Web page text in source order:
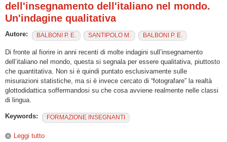
dell'insegnamento dell'italiano nel mondo.
Un'indagine qualitativa
Autore: BALBONI P. E. SANTIPOLO M. BALBONI P. E.
Di fronte al fiorire in anni recenti di molte indagini sull’insegnamento
dell’italiano nel mondo, questa si segnala per essere qualitativa, piuttosto
che quantitativa. Non si è quindi puntato esclusivamente sulle
misurazioni statistiche, ma si è invece cercato di “fotografare” la realtà
glottodidattica soffermandosi su che cosa avviene realmente nelle classi
di lingua.
Keywords: FORMAZIONE INSEGNANTI
Leggi tutto